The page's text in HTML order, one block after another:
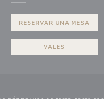
ventana))
RESERVAR UNA MESA
VALES